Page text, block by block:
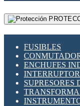
FUSIBLES
ENCHUFES
SUPRESORES